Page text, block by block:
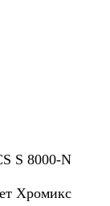
S 8000-N
Хромикс